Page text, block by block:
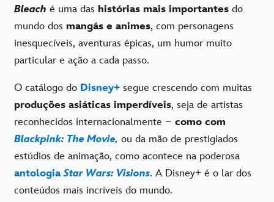
Bleach é uma das histórias mais importantes do
mundo dos mangás e animes, com personagens
inesquecíveis, aventuras épicas, um humor muito
particular e ação a cada passo.
O catálogo do Disney+ segue crescendo com muitas
produções asiáticas imperdíveis, seja de artistas
reconhecidos internacionalmente – como com
Blackpink: The Movie, ou da mão de prestigiados
estúdios de animação, como acontece na poderosa
antologiaStar Wars: Visions. A Disney+ é o lar dos
conteúdos mais incríveis do mundo.